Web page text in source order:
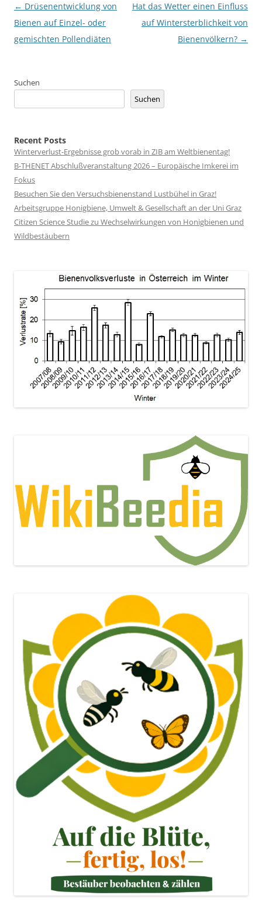
Beitragsnavigation
← Drüsenentwicklung von
Bienen auf Einzel- oder
gemischten Pollendiäten
Hat das Wetter einen Einfluss
auf Wintersterblichkeit von
Bienenvölkern? →
Suchen
Suchen
Recent Posts
Winterverlust-Ergebnisse grob vorab in ZIB am Weltbienentag!
B-THENET Abschlußveranstaltung 2026 – Europäische Imkerei im
Fokus
Besuchen Sie den Versuchsbienenstand Lustbühel in Graz!
Arbeitsgruppe Honigbiene, Umwelt & Gesellschaft an der Uni Graz
Citizen Science Studie zu Wechselwirkungen von Honigbienen und
Wildbestäubern